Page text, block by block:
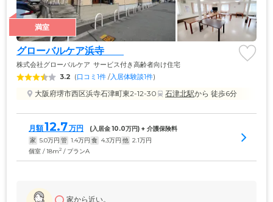
満室
グローバルケア浜寺
株式会社グローバルケア サービス付き高齢者向け住宅
3.2 (口コミ1件 /入居体験談1件)
大阪府堺市西区浜寺石津町東2-12-30 石津北駅から 徒歩6分
月額12.7万円 (入居金 10.0万円) + 介護保険料
家 5.0万円 管 1.4万円 食 4.3万円 他 2.1万円
個室 / 18m2 / プランA
家から近い。